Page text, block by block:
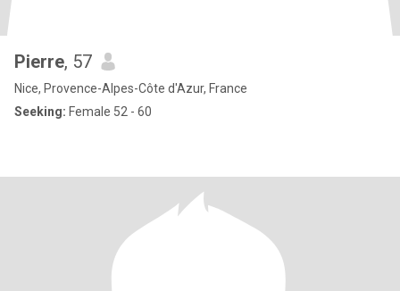
Pierre, 57
Nice, Provence-Alpes-Côte d'Azur, France
Seeking: Female 52 - 60